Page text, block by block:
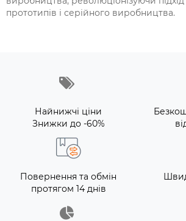
прототипів і серійного виробництва.
Найнижчі ціни
Знижки до -60%
Повернення та обмін
протягом 14 днів